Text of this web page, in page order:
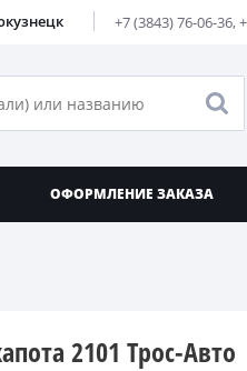
+7 (3843) 76-06-36,
ОФОРМЛЕНИЕ ЗАКАЗА
2101 Трос-Авто